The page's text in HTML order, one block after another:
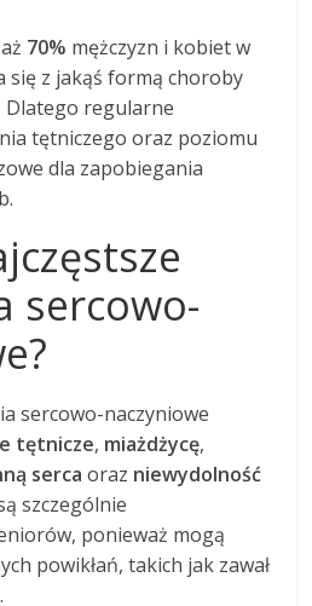
70% mężczyzn i kobiet w
się z jakąś formą choroby
Dlatego regularne
tętniczego oraz poziomu
dla zapobiegania
sercowo-
sercowo-naczyniowe
tętnicze, miażdżycę,
serca oraz niewydolność
szczególnie
ponieważ mogą
powikłań, takich jak zawał